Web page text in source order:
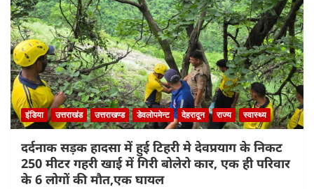
इंडिया उत्तराखंड उत्तराखण्ड डेवलोपमेन्ट देहरादून राज्य स्वास्थ्य
दर्दनाक सड़क हादसा में हुई टिहरी मे देवप्रयाग के निकट
250 मीटर गहरी खाई में गिरी बोलेरो कार, एक ही परिवार
के 6 लोगों की मौत,एक घायल